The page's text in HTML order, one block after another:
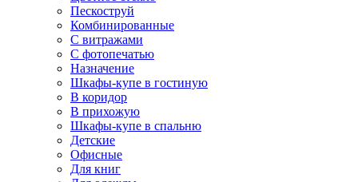
Пескоструй
Комбинированные
С витражами
С фотопечатью
Назначение
Шкафы-купе в гостиную
В коридор
В прихожую
Шкафы-купе в спальню
Детские
Офисные
Для книг